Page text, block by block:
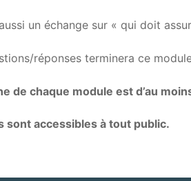
un échange sur « qui doit
réponses terminera ce
de chaque module est d’au
sont accessibles à tout public.